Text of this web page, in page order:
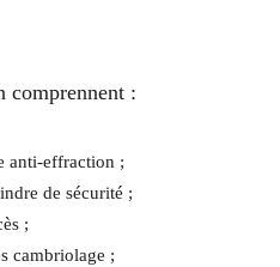
comprennent :
anti-effraction ;
de sécurité ;
;
cambriolage ;